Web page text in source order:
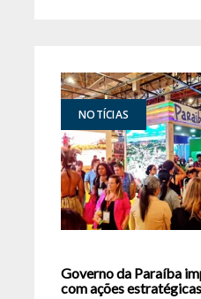
NOTÍCIAS
Governo da Paraíba
com ações